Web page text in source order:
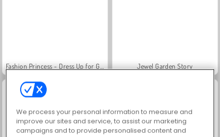
Fashion Princess - Dress Up for Girls Jewel Garden Story
We process your personal information to measure and
improve our sites and service, to assist our marketing
campaigns and to provide personalised content and